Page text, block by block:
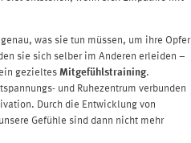
was sie tun müssen, um ihre Opfer
sie sich selber im Anderen erleiden –
gezieltesMitgefühlstraining.
und Ruhezentrum verbunden
Durch die Entwicklung von
Gefühle sind dann nicht mehr